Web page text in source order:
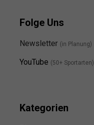
Folge Uns
Newsletter (in Planung)
YouTube (50+ Sportarten)
Kategorien